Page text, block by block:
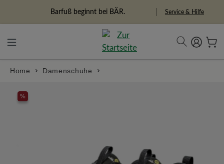
Barfuß beginnt bei BÄR. Service & Hilfe
Home Damenschuhe
%